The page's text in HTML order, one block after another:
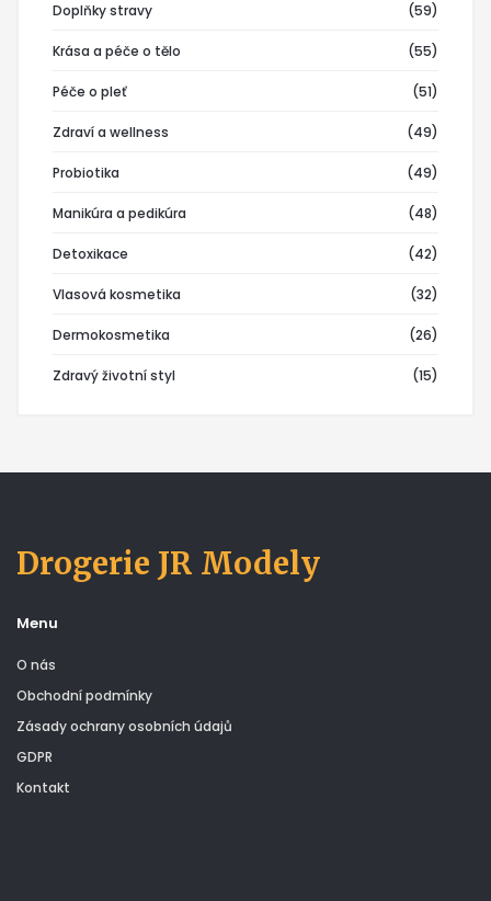
Doplňky stravy (59)
Krása a péče o tělo (55)
Péče o pleť (51)
Zdraví a wellness (49)
Probiotika (49)
Manikúra a pedikúra (48)
Detoxikace (42)
Vlasová kosmetika (32)
Dermokosmetika (26)
Zdravý životní styl (15)
Drogerie JR Modely
Menu
O nás
Obchodní podmínky
Zásady ochrany osobních údajů
GDPR
Kontakt